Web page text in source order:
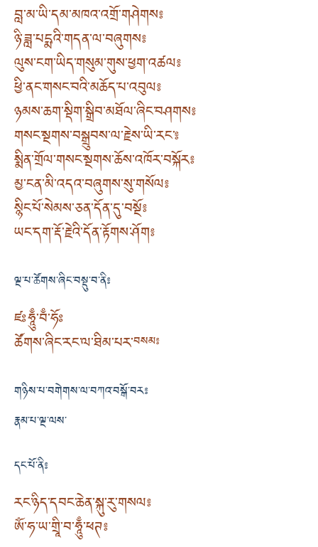
བླ་མ་ཡི་དམ་མཁའ་འགྲོ་གཤེགས༔
ཉི་ཟླ་པདྨའི་གདན་ལ་བཞུགས༔
ལུས་ངག་ཡིད་གསུམ་གུས་ཕྱག་འཚལ༔
ཕྱི་ནང་གསང་བའི་མཆོད་པ་འབུལ༔
ཉམས་ཆག་སྡིག་སྒྲིབ་མཐོལ་ཞིང་བཤགས༔
གསང་སྔགས་བསྒྲུབས་ལ་རྗེས་ཡི་རང་༔
སྨིན་གྲོལ་གསང་སྔགས་ཆོས་འཁོར་བསྐོར༔
མྱ་ངན་མི་འདའ་བཞུགས་སུ་གསོལ༔
སྙིང་པོ་སེམས་ཅན་དོན་དུ་བསྔོ༔
ཡང་དག་རྡོ་རྗེའི་དོན་རྟོགས་ཤོག༔
ལྔ་པ་ཚོགས་ཞིང་བསྡུ་བ་ནི༔
ཛཿཧཱུྃ་བྃ་ཧོཿ
ཚོགས་ཞིང་རང་ལ་ཐིམ་པར་བསམ༔
གཉིས་པ་བགེགས་ལ་བཀའ་བསྒོ་བར༔
རྣམ་པ་ལྔ་ལས་
དང་པོ་ནི༔
རང་ཉིད་དབང་ཆེན་སྐུ་རུ་གསལ༔
ༀ་ཧ་ཡ་གྲཱི་བ་ཧཱུྃ་ཕཊ༔